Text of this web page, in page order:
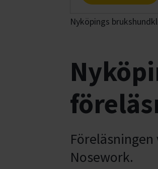
Start Hitta intresse
Nyköpings
Nosework.